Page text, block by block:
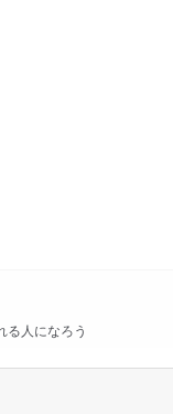
る人になろう